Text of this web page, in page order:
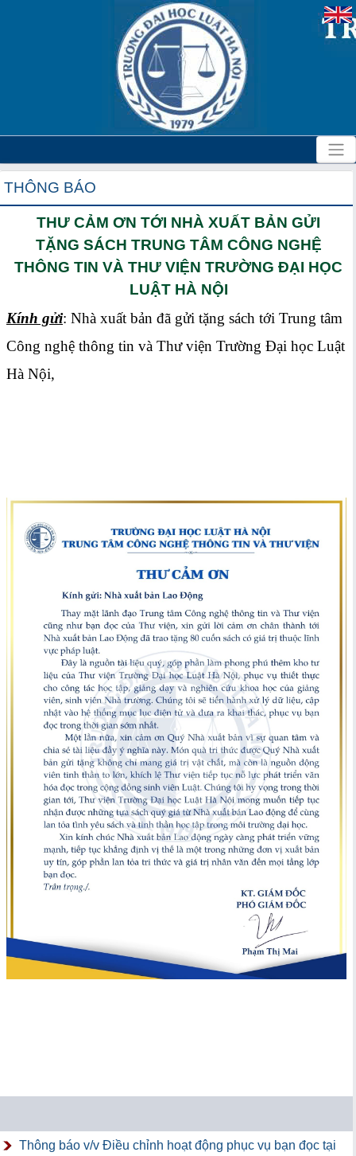
THÔNG BÁO
THƯ CẢM ƠN TỚI NHÀ XUẤT BẢN GỬI
TẶNG SÁCH TRUNG TÂM CÔNG NGHỆ
THÔNG TIN VÀ THƯ VIỆN TRƯỜNG ĐẠI HỌC
LUẬT HÀ NỘI
Kính gửi: Nhà xuất bản đã gửi tặng sách tới Trung tâm
Công nghệ thông tin và Thư viện Trường Đại học Luật
Hà Nội,
Thông báo v/v Điều chỉnh hoạt động phục vụ bạn đọc tại